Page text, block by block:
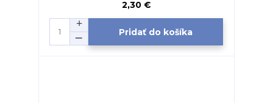
2,30 €
Pridať do košíka